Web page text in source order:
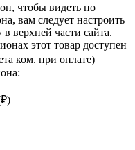
чтобы видеть по
вам следует настроить
верхней части сайта.
этот товар доступен
ком. при оплате)